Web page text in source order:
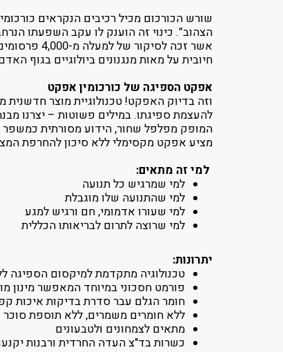
שורש הכורכום מכיל רכיבים הנקראים
הצהוב”. כינוי זה הוענק לו עקב השפעתו
אשר זכה
חיובית על מאות מנגנונים ביולוגיים בגוף
אפקט הספיגה של כורכומין אפקט
וזה בדיוק האפקט! טכנולוגיית מוצר
להעצמת ספיגתו. במילים פשוטות – יצרנו
המופק מפלפל שחור, הידוע מסורתית כמשפר
מציע אפקט מקסימלי ללא סיכון להחרפת
למי זה מתאים:
למי שמרגיש כל תנועה
למי שהתנועה שלו מוגבלת
למי שעורו אדמומי, חם ורגיש למגע
למי שרוצה לתרום לבריאותו הכללית
יתרונות:
טכנולוגיה מתקדמת למיקסום הספיגה
פורמט חסכוני במיוחד המאפשר מינון
חומר הגלם עבר סדרת בדיקות איכות
ללא חומרים משמרים, ללא תוספת סוכר
מתאים לצמחונים ולטבעונים
כשרות בד"צ העדה החרדית ורבנות